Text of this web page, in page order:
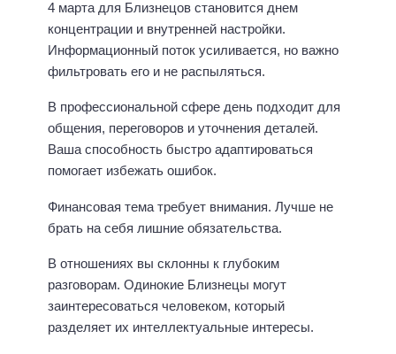
4 марта для Близнецов становится днем
концентрации и внутренней настройки.
Информационный поток усиливается, но важно
фильтровать его и не распыляться.
В профессиональной сфере день подходит для
общения, переговоров и уточнения деталей.
Ваша способность быстро адаптироваться
помогает избежать ошибок.
Финансовая тема требует внимания. Лучше не
брать на себя лишние обязательства.
В отношениях вы склонны к глубоким
разговорам. Одинокие Близнецы могут
заинтересоваться человеком, который
разделяет их интеллектуальные интересы.